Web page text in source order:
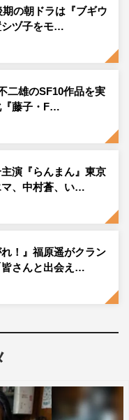
』は、戦後の大スタ
デルに足立紳が描く
り出したくなるよう
ように多くの人を明
られている。
ルに、激動の時代の
い続けたある歌手の波
登場人物名や団体名
して描いていく。
ン・花田鈴子の最愛
トが発表された。鈴子
鈴子の幼なじみタイ
役をなだぎ武、銭湯
たかし、銭湯の釜炊
崎煌代、銭湯の常連
熱々先生役を妹尾和
、洋食店の配膳係・ハ
・コック役を後藤淳
期の朝ドラは『ブギウ
シヅ子をモ…
二雄のSF10作品を実
『藤子・F…
演『らんまん』東京
、中村蒼、い…
れ！』福原遥がクラン
皆さんと出会え…